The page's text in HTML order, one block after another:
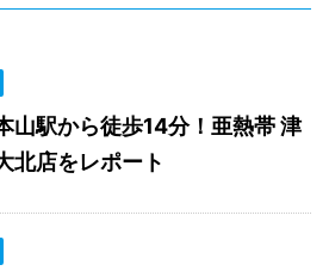
山駅から徒歩14分！亜熱帯 津
北店をレポート